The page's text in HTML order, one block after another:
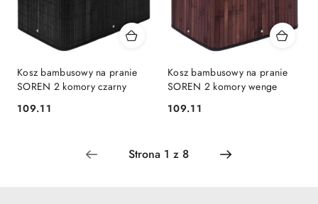
Kosz bambusowy na pranie
SOREN 2 komory czarny
Cena:
109.11
Kosz bambusowy na pranie
SOREN 2 komory wenge
Cena:
109.11